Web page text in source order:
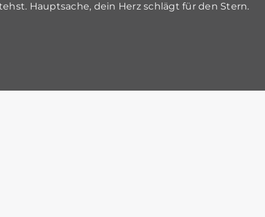
Hauptsache, dein Herz schlägt für den Stern.